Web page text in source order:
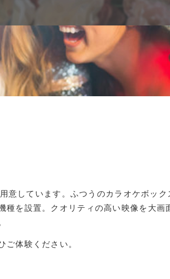
しています。ふつうのカラオケボック
を設置。クオリティの高い映像を大画
ご体験ください。